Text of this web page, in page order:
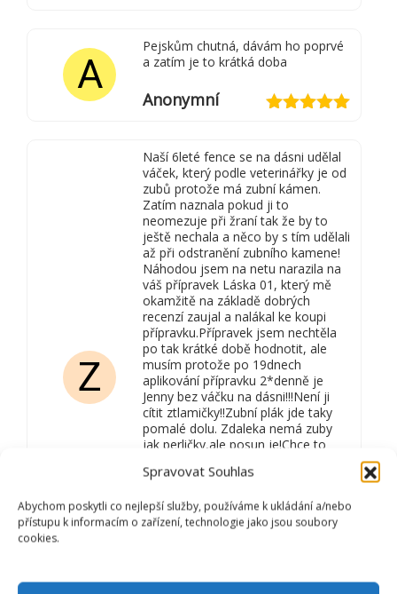
Spravovat Souhlas
Abychom poskytli co nejlepší služby, používáme k ukládání a/nebo
přístupu k informacím o zařízení, technologie jako jsou soubory
cookies.
A
Pejskům chutná, dávám ho poprvé
a zatím je to krátká doba
Anonymní
Z
Naší 6leté fence se na dásni udělal
váček, který podle veterinářky je od
zubů protože má zubní kámen.
Zatím naznala pokud ji to
neomezuje při žraní tak že by to
ještě nechala a něco by s tím udělali
až při odstranění zubního kamene!
Náhodou jsem na netu narazila na
váš přípravek Láska 01, který mě
okamžitě na základě dobrých
recenzí zaujal a nalákal ke koupi
přípravku.Přípravek jsem nechtěla
po tak krátké době hodnotit, ale
musím protože po 19dnech
aplikování přípravku 2*denně je
Jenny bez váčku na dásni!!!Není ji
cítit ztlamičky!!Zubní plák jde taky
pomalé dolu. Zdaleka nemá zuby
jak perličky,ale posun je!Chce to
že pomůže.Jsem nadšená a
doporučovat!!!Opravdu jsem tomu
moc nevěřila, ale Láska 01 funguje